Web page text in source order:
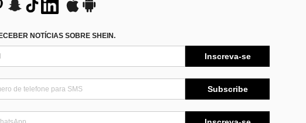
NOTÍCIAS SOBRE SHEIN.
Inscreva-se
Subscribe